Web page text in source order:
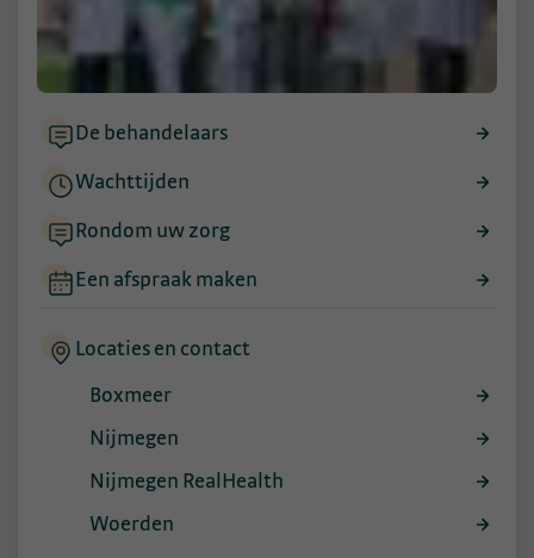
De behandelaars
Wachttijden
Rondom uw zorg
Een afspraak maken
Locaties en contact
Boxmeer
Nijmegen
Nijmegen RealHealth
Woerden